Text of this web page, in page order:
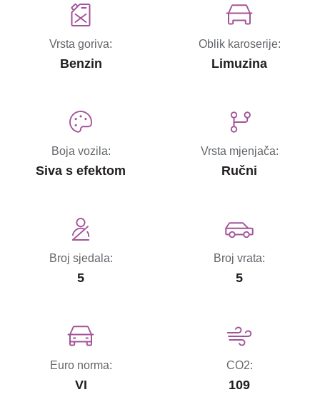
Vrsta goriva:
Benzin
Oblik karoserije:
Limuzina
Boja vozila:
Siva s efektom
Vrsta mjenjača:
Ručni
Broj sjedala:
5
Broj vrata:
5
Euro norma:
VI
CO2:
109